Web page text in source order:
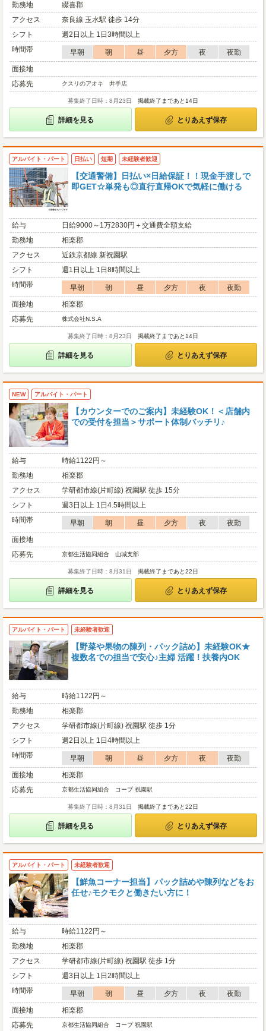
勤務地
綴喜郡
アクセス
奈良線 玉水駅 徒歩 14分
シフト
週2日以上 1日3時間以上
時間帯
早朝 朝 昼 夕方 夜
夜勤
面接地
応募先
クスリのアオキ 井手店
募集終了日時：8月23日 掲載終了まであと14日
詳細を見る とりあえず保存
アルバイト・パート 日払い 短期 未経験者歓迎
【交通警備】日払い×日給保証！！現金手渡しで
即GET☆単発も◎直行直帰OKで気軽に働ける
給与
日給9000～1万2830円＋交通費全額支給
勤務地
相楽郡
アクセス
近鉄京都線 新祝園駅
シフト
週1日以上 1日8時間以上
時間帯
早朝 朝 昼 夕方 夜
夜勤
面接地
相楽郡
応募先
株式会社N.S.A
募集終了日時：8月23日 掲載終了まであと14日
詳細を見る とりあえず保存
NEW アルバイト・パート
【カウンターでのご案内】未経験OK！＜店舗内
での受付を担当＞サポート体制バッチリ♪
給与
時給1122円～
勤務地
相楽郡
アクセス
学研都市線(片町線) 祝園駅 徒歩 15分
シフト
週3日以上 1日4.5時間以上
時間帯
早朝 朝 昼 夕方 夜
夜勤
面接地
応募先
京都生活協同組合 山城支部
募集終了日時：8月31日 掲載終了まであと22日
詳細を見る とりあえず保存
アルバイト・パート 未経験者歓迎
【野菜や果物の陳列・パック詰め】未経験OK★
複数名での担当で安心♪主婦 活躍！扶養内OK
給与
時給1122円～
勤務地
相楽郡
アクセス
学研都市線(片町線) 祝園駅 徒歩 1分
シフト
週2日以上 1日4時間以上
時間帯
早朝 朝 昼 夕方 夜
夜勤
面接地
相楽郡
応募先
京都生活協同組合 コープ 祝園駅
募集終了日時：8月31日 掲載終了まであと22日
詳細を見る とりあえず保存
アルバイト・パート 未経験者歓迎
【鮮魚コーナー担当】パック詰めや陳列などをお
任せ♪モクモクと働きたい方に！
給与
時給1122円～
勤務地
相楽郡
アクセス
学研都市線(片町線) 祝園駅 徒歩 1分
シフト
週3日以上 1日2時間以上
時間帯
早朝 朝 昼 夕方 夜
夜勤
面接地
相楽郡
応募先
京都生活協同組合 コープ 祝園駅